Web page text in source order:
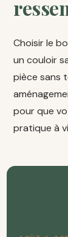
Choisir le
un couloir
pièce sans
pour que
pratique à